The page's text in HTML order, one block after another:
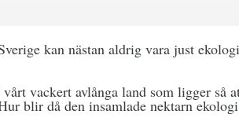
kan nästan aldrig vara just
vackert avlånga land som ligger så
blir då den insamlade nektarn